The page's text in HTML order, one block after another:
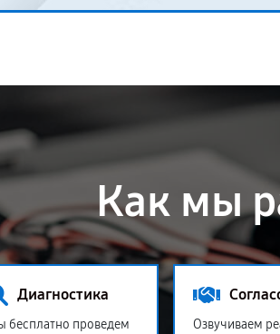
Как мы
Диагностика
бесплатно проведем
Озвучиваем